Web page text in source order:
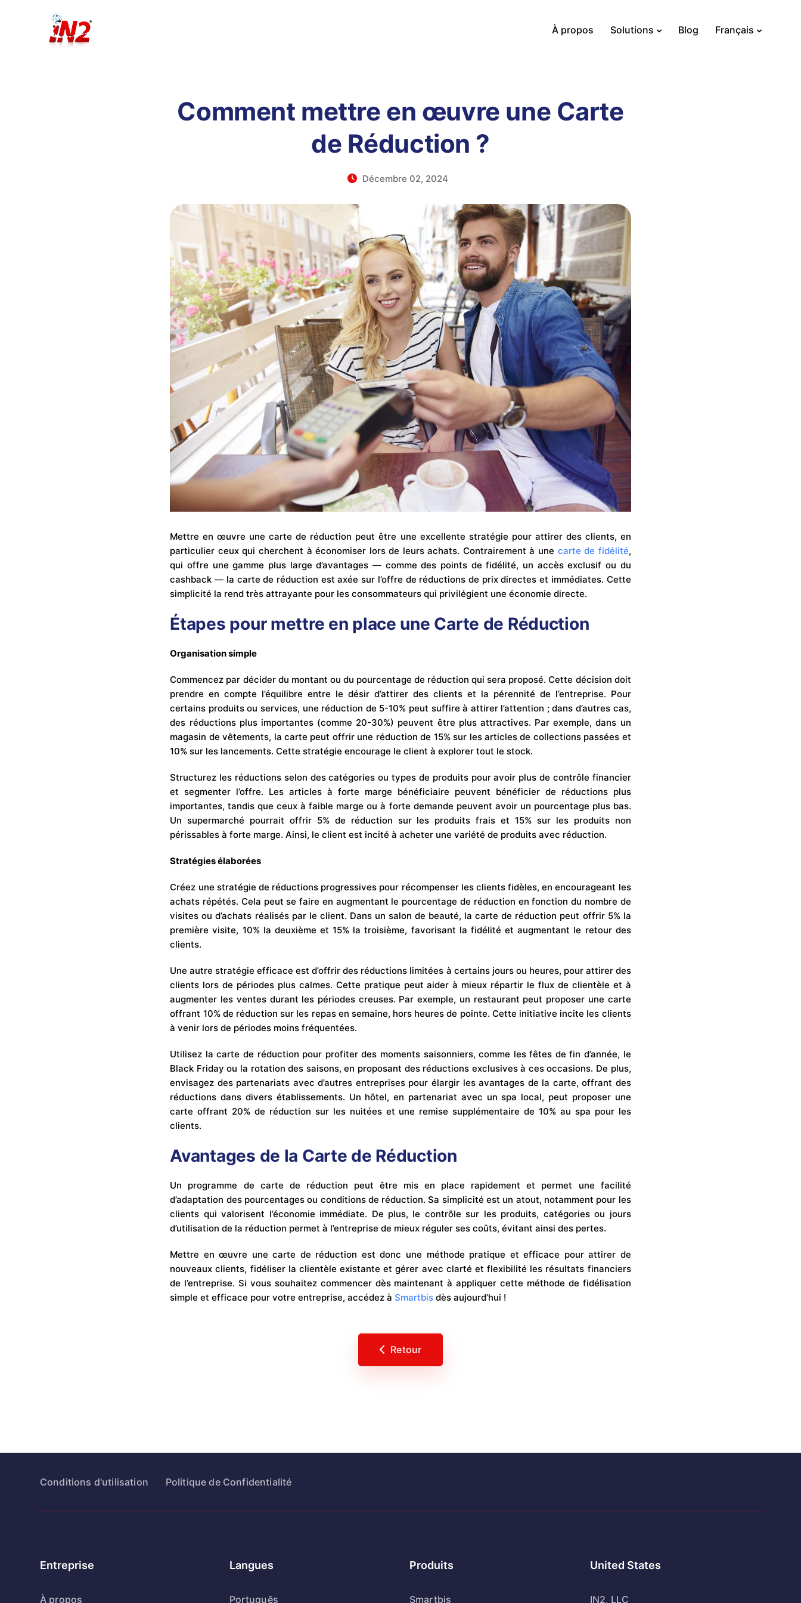
À propos Solutions Blog Français
Comment mettre en œuvre une Carte
de Réduction ?
Décembre 02, 2024
Mettre en œuvre une carte de réduction peut être une excellente stratégie pour attirer des clients, en
particulier ceux qui cherchent à économiser lors de leurs achats. Contrairement à une carte de fidélité,
qui offre une gamme plus large d’avantages — comme des points de fidélité, un accès exclusif ou du
cashback — la carte de réduction est axée sur l’offre de réductions de prix directes et immédiates. Cette
simplicité la rend très attrayante pour les consommateurs qui privilégient une économie directe.
Étapes pour mettre en place une Carte de Réduction
Organisation simple
Commencez par décider du montant ou du pourcentage de réduction qui sera proposé. Cette décision doit
prendre en compte l’équilibre entre le désir d’attirer des clients et la pérennité de l’entreprise. Pour
certains produits ou services, une réduction de 5-10% peut suffire à attirer l’attention ; dans d’autres cas,
des réductions plus importantes (comme 20-30%) peuvent être plus attractives. Par exemple, dans un
magasin de vêtements, la carte peut offrir une réduction de 15% sur les articles de collections passées et
10% sur les lancements. Cette stratégie encourage le client à explorer tout le stock.
Structurez les réductions selon des catégories ou types de produits pour avoir plus de contrôle financier
et segmenter l’offre. Les articles à forte marge bénéficiaire peuvent bénéficier de réductions plus
importantes, tandis que ceux à faible marge ou à forte demande peuvent avoir un pourcentage plus bas.
Un supermarché pourrait offrir 5% de réduction sur les produits frais et 15% sur les produits non
périssables à forte marge. Ainsi, le client est incité à acheter une variété de produits avec réduction.
Stratégies élaborées
Créez une stratégie de réductions progressives pour récompenser les clients fidèles, en encourageant les
achats répétés. Cela peut se faire en augmentant le pourcentage de réduction en fonction du nombre de
visites ou d’achats réalisés par le client. Dans un salon de beauté, la carte de réduction peut offrir 5% la
première visite, 10% la deuxième et 15% la troisième, favorisant la fidélité et augmentant le retour des
clients.
Une autre stratégie efficace est d’offrir des réductions limitées à certains jours ou heures, pour attirer des
clients lors de périodes plus calmes. Cette pratique peut aider à mieux répartir le flux de clientèle et à
augmenter les ventes durant les périodes creuses. Par exemple, un restaurant peut proposer une carte
offrant 10% de réduction sur les repas en semaine, hors heures de pointe. Cette initiative incite les clients
à venir lors de périodes moins fréquentées.
Utilisez la carte de réduction pour profiter des moments saisonniers, comme les fêtes de fin d’année, le
Black Friday ou la rotation des saisons, en proposant des réductions exclusives à ces occasions. De plus,
envisagez des partenariats avec d’autres entreprises pour élargir les avantages de la carte, offrant des
réductions dans divers établissements. Un hôtel, en partenariat avec un spa local, peut proposer une
carte offrant 20% de réduction sur les nuitées et une remise supplémentaire de 10% au spa pour les
clients.
Avantages de la Carte de Réduction
Un programme de carte de réduction peut être mis en place rapidement et permet une facilité
d’adaptation des pourcentages ou conditions de réduction. Sa simplicité est un atout, notamment pour les
clients qui valorisent l’économie immédiate. De plus, le contrôle sur les produits, catégories ou jours
d’utilisation de la réduction permet à l’entreprise de mieux réguler ses coûts, évitant ainsi des pertes.
Mettre en œuvre une carte de réduction est donc une méthode pratique et efficace pour attirer de
nouveaux clients, fidéliser la clientèle existante et gérer avec clarté et flexibilité les résultats financiers
de l’entreprise. Si vous souhaitez commencer dès maintenant à appliquer cette méthode de fidélisation
simple et efficace pour votre entreprise, accédez à Smartbis dès aujourd’hui !
Retour
Conditions d'utilisation Politique de Confidentialité
Entreprise
À propos
Langues
Português
Produits
Smartbis
United States
IN2, LLC